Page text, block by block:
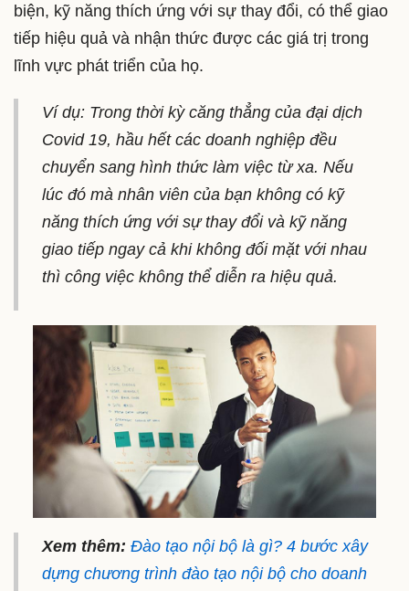
biện, kỹ năng thích ứng với sự thay đổi, có thể giao
tiếp hiệu quả và nhận thức được các giá trị trong
lĩnh vực phát triển của họ.
Ví dụ: Trong thời kỳ căng thẳng của đại dịch
Covid 19, hầu hết các doanh nghiệp đều
chuyển sang hình thức làm việc từ xa. Nếu
lúc đó mà nhân viên của bạn không có kỹ
năng thích ứng với sự thay đổi và kỹ năng
giao tiếp ngay cả khi không đối mặt với nhau
thì công việc không thể diễn ra hiệu quả.
Xem thêm: Đào tạo nội bộ là gì? 4 bước xây
dựng chương trình đào tạo nội bộ cho doanh